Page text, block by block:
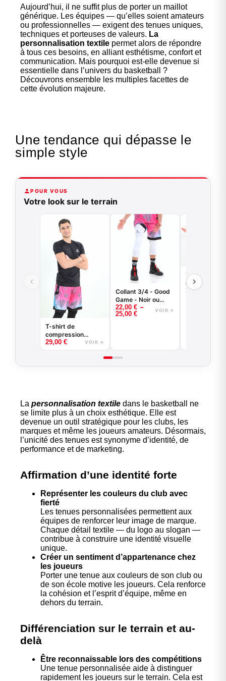
Cliquez ici
Aujourd’hui, il ne suffit plus de porter un maillot
générique. Les équipes — qu’elles soient amateurs
ou professionnelles — exigent des tenues uniques,
techniques et porteuses de valeurs. La
personnalisation textile permet alors de répondre
à tous ces besoins, en alliant esthétisme, confort et
communication. Mais pourquoi est-elle devenue si
essentielle dans l’univers du basketball ?
Découvrons ensemble les multiples facettes de
cette évolution majeure.
Une tendance qui dépasse le
simple style
POUR VOUS
Votre look sur le terrain
T-shirt de
compression
basketball - Good
29,00 € VOIR →
Collant 3/4 - Good
Game - Noir ou
Blanc -
BASKETBALL
22,00 € –
25,00 € VOIR →
T-shirt
compression
manches
35,00
La personnalisation textile dans le basketball ne
se limite plus à un choix esthétique. Elle est
devenue un outil stratégique pour les clubs, les
marques et même les joueurs amateurs. Désormais,
l’unicité des tenues est synonyme d’identité, de
performance et de marketing.
Affirmation d’une identité forte
Représenter les couleurs du club avec
fierté
Les tenues personnalisées permettent aux
équipes de renforcer leur image de marque.
Chaque détail textile — du logo au slogan —
contribue à construire une identité visuelle
unique.
Créer un sentiment d’appartenance chez
les joueurs
Porter une tenue aux couleurs de son club ou
de son école motive les joueurs. Cela renforce
la cohésion et l’esprit d’équipe, même en
dehors du terrain.
Différenciation sur le terrain et au-
delà
Être reconnaissable lors des compétitions
Une tenue personnalisée aide à distinguer
rapidement les joueurs sur le terrain. Cela est